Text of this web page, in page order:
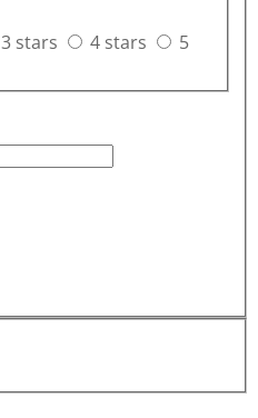
3 stars 4 stars
5